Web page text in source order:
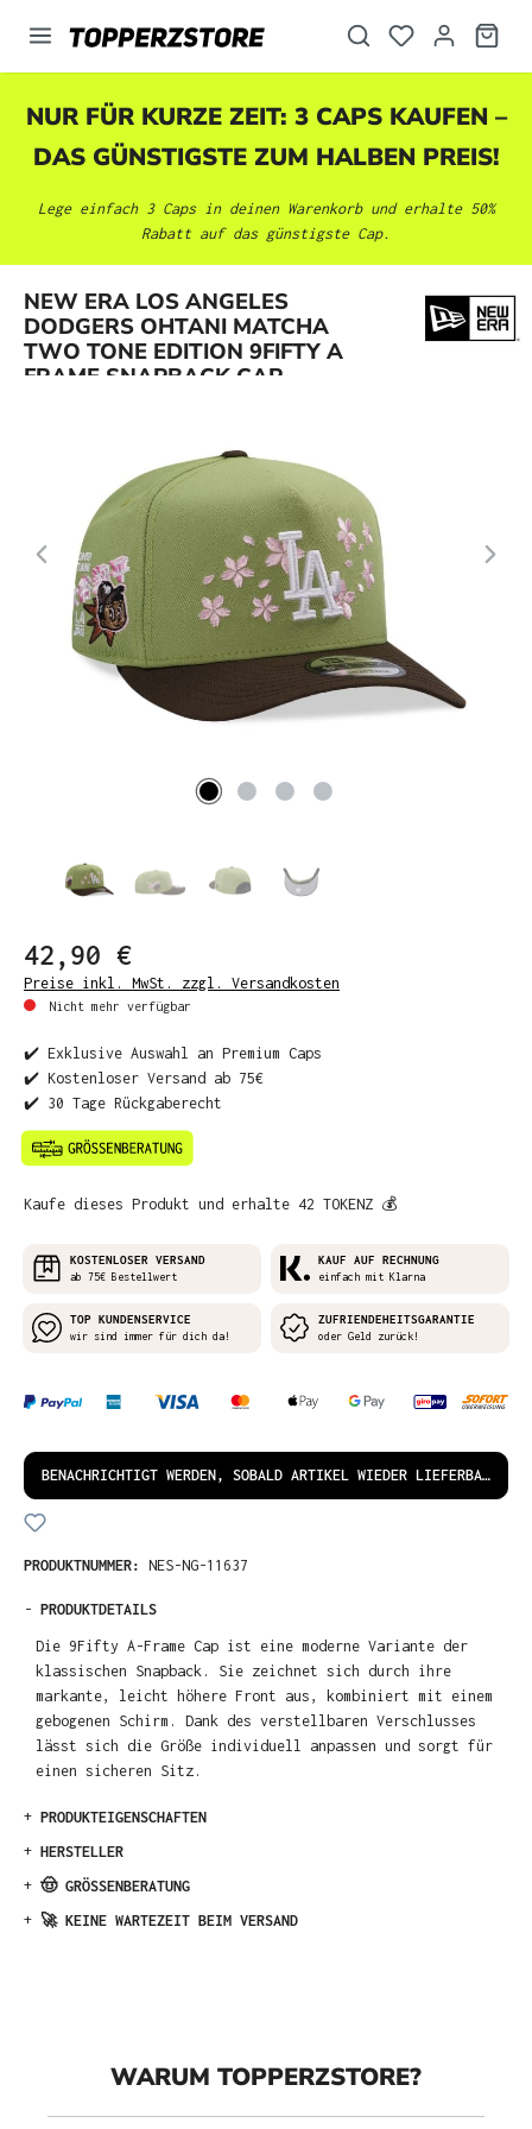
springen
NUR FÜR KURZE ZEIT: 3 CAPS KAUFEN –
DAS GÜNSTIGSTE ZUM HALBEN PREIS!
Lege einfach 3 Caps in deinen Warenkorb und erhalte 50%
Rabatt auf das günstigste Cap.
NEW ERA LOS ANGELES
DODGERS OHTANI MATCHA
TWO TONE EDITION 9FIFTY A
FRAME SNAPBACK CAP
Bildergalerie überspringen
42,90 €
Preise inkl. MwSt. zzgl. Versandkosten
Nicht mehr verfügbar
✔️ Exklusive Auswahl an Premium Caps
✔️ Kostenloser Versand ab 75€
✔️ 30 Tage Rückgaberecht
Kaufe dieses Produkt und erhalte 42 TOKENZ 💰
KOSTENLOSER VERSAND
ab 75€ Bestellwert
KAUF AUF RECHNUNG
einfach mit Klarna
TOP KUNDENSERVICE
wir sind immer für dich da!
ZUFRIENDEHEITSGARANTIE
oder Geld zurück!
BENACHRICHTIGT WERDEN, SOBALD ARTIKEL WIEDER LIEFERBAR IST!
PRODUKTNUMMER: NES-NG-11637
- PRODUKTDETAILS
Die 9Fifty A-Frame Cap ist eine moderne Variante der
klassischen Snapback. Sie zeichnet sich durch ihre
markante, leicht höhere Front aus, kombiniert mit einem
gebogenen Schirm. Dank des verstellbaren Verschlusses
lässt sich die Größe individuell anpassen und sorgt für
einen sicheren Sitz.
+ PRODUKTEIGENSCHAFTEN
+ HERSTELLER
+ 🤠 GRÖSSENBERATUNG
+ 🚀 KEINE WARTEZEIT BEIM VERSAND
WARUM TOPPERZSTORE?